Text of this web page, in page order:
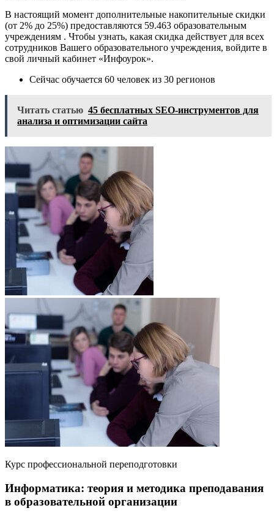
В настоящий момент дополнительные накопительные скидки
(от 2% до 25%) предоставляются 59.463 образовательным
учреждениям . Чтобы узнать, какая скидка действует для всех
сотрудников Вашего образовательного учреждения, войдите в
свой личный кабинет «Инфоурок».
Сейчас обучается 60 человек из 30 регионов
Читать статью 45 бесплатных SEO-инструментов для
анализа и оптимизации сайта
Курс профессиональной переподготовки
Информатика: теория и методика преподавания
в образовательной организации